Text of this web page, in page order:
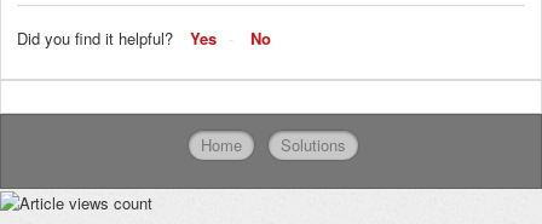
Did you find it helpful? Yes No
Home Solutions